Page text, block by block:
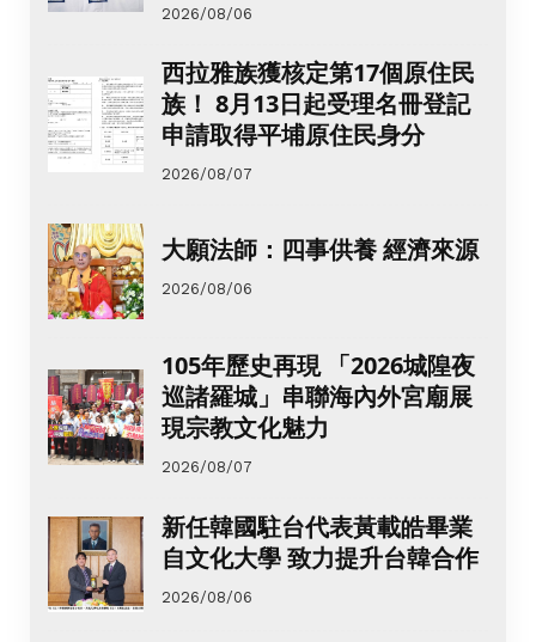
2026/08/06
西拉雅族獲核定第17個原住民
族！ 8月13日起受理名冊登記
申請取得平埔原住民身分
2026/08/07
大願法師：四事供養 經濟來源
2026/08/06
105年歷史再現 「2026城隍夜
巡諸羅城」串聯海內外宮廟展
現宗教文化魅力
2026/08/07
新任韓國駐台代表黃載皓畢業
自文化大學 致力提升台韓合作
2026/08/06